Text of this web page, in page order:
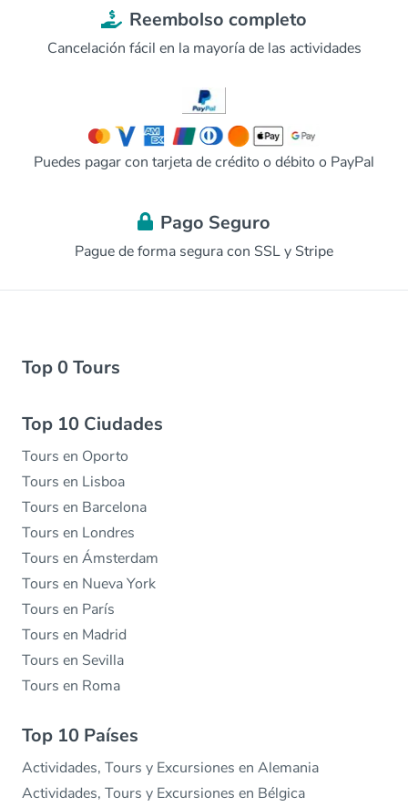
Reembolso completo
Cancelación fácil en la mayoría de las actividades
Puedes pagar con tarjeta de crédito o débito o PayPal
Pago Seguro
Pague de forma segura con SSL y Stripe
Top 0 Tours
Top 10 Ciudades
Tours en Oporto
Tours en Lisboa
Tours en Barcelona
Tours en Londres
Tours en Ámsterdam
Tours en Nueva York
Tours en París
Tours en Madrid
Tours en Sevilla
Tours en Roma
Top 10 Países
Actividades, Tours y Excursiones en Alemania
Actividades, Tours y Excursiones en Bélgica